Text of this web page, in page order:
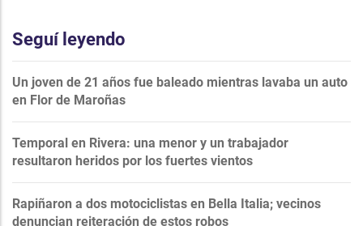
Seguí leyendo
Un joven de 21 años fue baleado mientras lavaba un auto
en Flor de Maroñas
Temporal en Rivera: una menor y un trabajador
resultaron heridos por los fuertes vientos
Rapiñaron a dos motociclistas en Bella Italia; vecinos
denuncian reiteración de estos robos